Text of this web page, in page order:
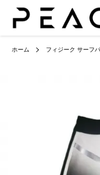
ホーム フィジーク サーフ